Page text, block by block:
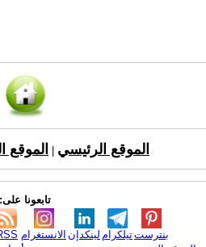
الموقع الرئيسي الموقع
تابعونا على:
الانستغرام لينكدإن تيلكرامبنترست